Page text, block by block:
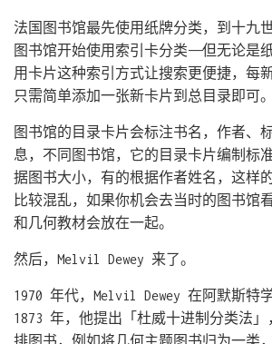
法国图书馆最先使用纸牌分类，到十九
图书馆开始使用索引卡分类——但无论是
用卡片这种索引方式让搜索更便捷，每
只需简单添加一张新卡片到总目录即可。
图书馆的目录卡片会标注书名，作者、
息，不同图书馆，它的目录卡片编制标
据图书大小，有的根据作者姓名，这样
比较混乱，如果你机会去当时的图书馆
和几何教材会放在一起。
然后，Melvil Dewey 来了。
1970 年代，Melvil Dewey 在阿默斯特
1873 年，他提出「杜威十进制分类法
排图书，例如将几何主题图书归为一类